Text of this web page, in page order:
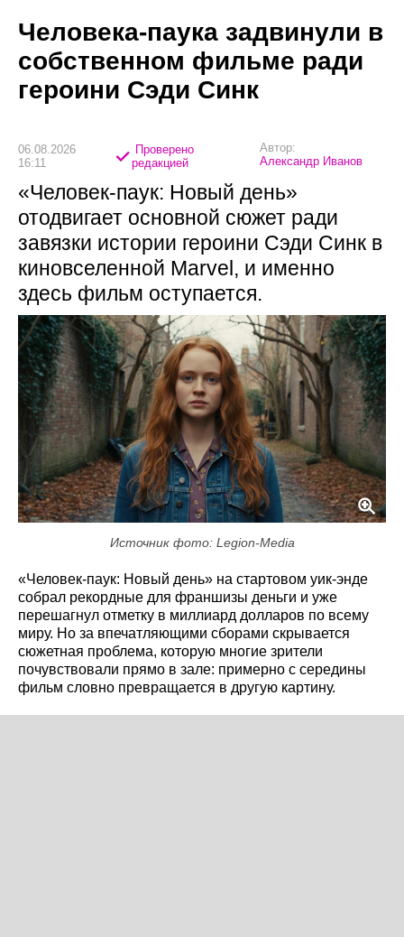
Человека-паука задвинули в
собственном фильме ради
героини Сэди Синк
06.08.2026
16:11
Проверено
редакцией
Автор:
Александр Иванов
«Человек-паук: Новый день»
отодвигает основной сюжет ради
завязки истории героини Сэди Синк в
киновселенной Marvel, и именно
здесь фильм оступается.
Источник фото: Legion-Media
«Человек-паук: Новый день» на стартовом уик-энде
собрал рекордные для франшизы деньги и уже
перешагнул отметку в миллиард долларов по всему
миру. Но за впечатляющими сборами скрывается
сюжетная проблема, которую многие зрители
почувствовали прямо в зале: примерно с середины
фильм словно превращается в другую картину.